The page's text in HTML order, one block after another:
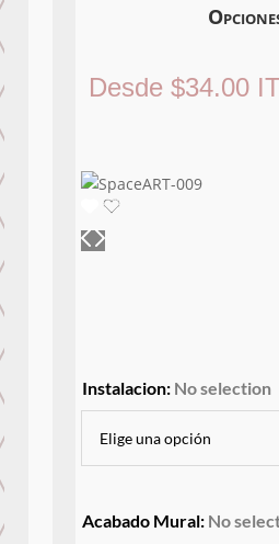
Desde $34.00
Instalacion: No selection
Acabado Mural: No